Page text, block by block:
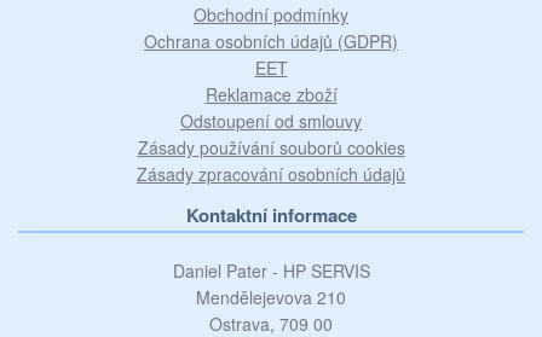
Obchodní podmínky
Ochrana osobních údajů (GDPR)
EET
Reklamace zboží
Odstoupení od smlouvy
Zásady používání souborů cookies
Zásady zpracování osobních údajů
Kontaktní informace
Daniel Pater - HP SERVIS
Mendělejevova 210
Ostrava, 709 00